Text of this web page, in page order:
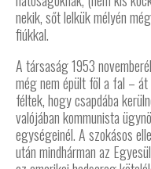
nekik, sőt lelkük mélyén
fiúkkal.
A társaság 1953
még nem épült föl a fal –
féltek, hogy csapdába
valójában kommunista
egységeinél. A szokásos
után mindhárman az